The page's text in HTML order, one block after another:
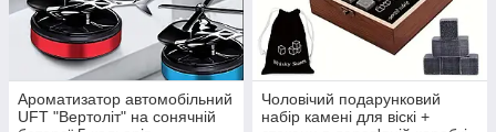
Ароматизатор автомобільний
UFT "Вертоліт" на сонячній
Чоловічий подарунковий
набір камені для віскі +